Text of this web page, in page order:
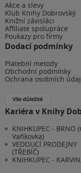
Akce a slevy
Klub Knihy Dobrovský
Knižní závisláci
Affiliate spolupráce
Poukazy pro firmy
Dodací podmínky
Platební metody
Obchodní podmínky
Ochrana osobních
Vše důležité
Kariéra v Knihy
KNIHKUPEC - BRNO
Vaňkovka)
VEDOUCÍ PRODEJNY
(TŘEBÍČ)
KNIHKUPEC -